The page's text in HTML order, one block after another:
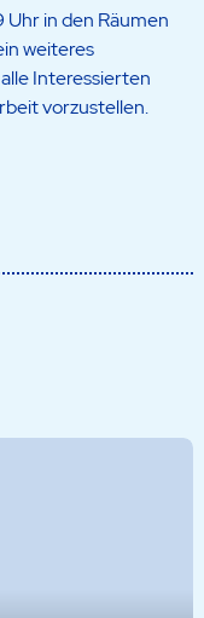
Uhr in den Räumen
weiteres
Interessierten
vorzustellen.